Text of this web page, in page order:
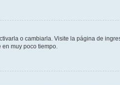
o cambiarla. Visite la página de
muy poco tiempo.